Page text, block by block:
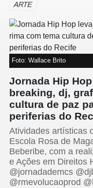
ARTE
Foto: Wallace Brito
Jornada Hip
breaking, dj,
cultura de paz
periferias do
Atividades artísticas
Escola Rosa de
Beberibe, com a
e Ações em Direitos
@jornadademcs
@rmevolucaoprod